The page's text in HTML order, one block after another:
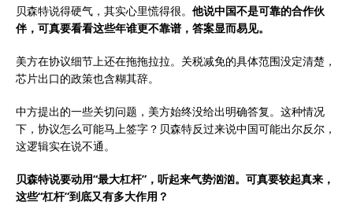
贝森特说得硬气，其实心里慌得很。 他说中国不是可靠的合作伙
伴，可真要看看这些年谁更不靠谱，答案显而易见。
美方在协议细节上还在拖拖拉拉。关税减免的具体范围没定清楚，
芯片出口的政策也含糊其辞。
中方提出的一些关切问题，美方始终没给出明确答复。这种情况
下，协议怎么可能马上签字？贝森特反过来说中国可能出尔反尔，
这逻辑实在说不通。
贝森特说要动用“最大杠杆”，听起来气势汹汹。可真要较起真来，
这些“杠杆”到底又有多大作用？